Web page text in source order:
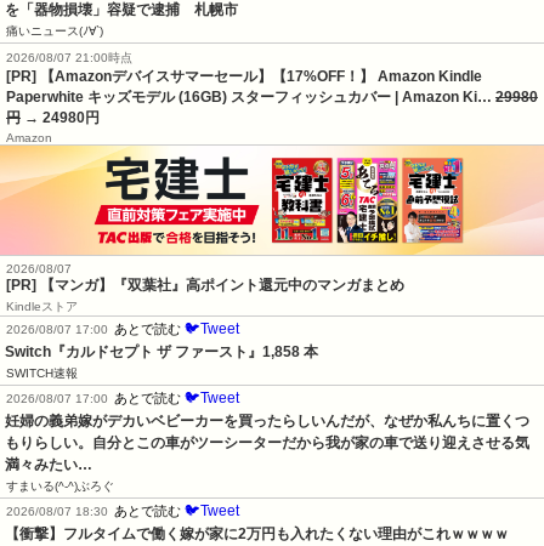
を「器物損壊」容疑で逮捕　札幌市
痛いニュース(ﾉ∀`)
2026/08/07 21:00時点
[PR] 【Amazonデバイスサマーセール】【17%OFF！】 Amazon Kindle
Paperwhite キッズモデル (16GB) スターフィッシュカバー | Amazon Ki… 29980
円 → 24980円
Amazon
2026/08/07
[PR] 【マンガ】『双葉社』高ポイント還元中のマンガまとめ
Kindleストア
2026/08/07 17:00
あとで読む 🐦Tweet
Switch『カルドセプト ザ ファースト』1,858 本
SWITCH速報
2026/08/07 17:00
あとで読む 🐦Tweet
妊婦の義弟嫁がデカいベビーカーを買ったらしいんだが、なぜか私んちに置くつ
もりらしい。自分とこの車がツーシーターだから我が家の車で送り迎えさせる気
満々みたい…
すまいる(^-^)ぶろぐ
2026/08/07 18:30
あとで読む 🐦Tweet
【衝撃】フルタイムで働く嫁が家に2万円も入れたくない理由がこれｗｗｗｗ